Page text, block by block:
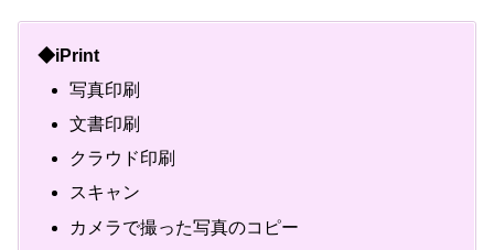
◆iPrint
写真印刷
文書印刷
クラウド印刷
スキャン
カメラで撮った写真のコピー